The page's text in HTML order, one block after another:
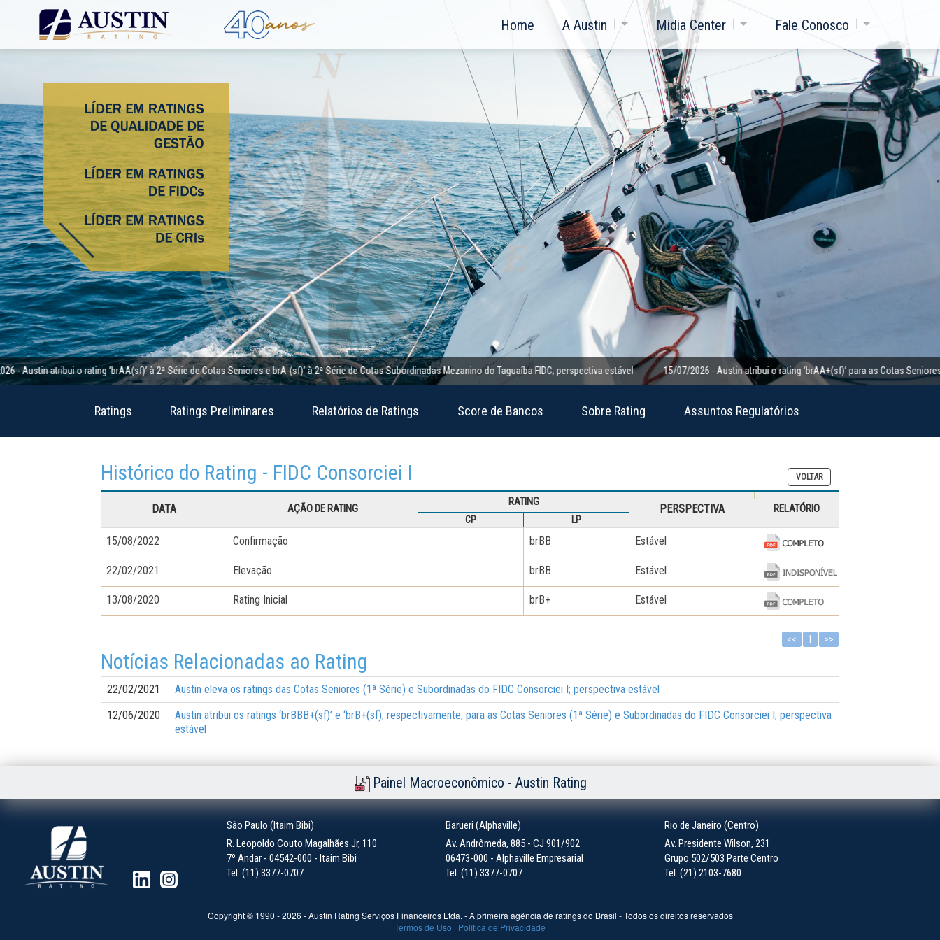
Home A Austin Midia Center Fale Conosco
atribui o rating ‘brAA(sf)’ à 2ª Série de Cotas Seniores e brA-(sf)’ à 2ª Série de Cotas Subordinadas Mezanino do Taguaíba FIDC; perspectiva estável 15/07/2026 - Austin atribui o rating ‘brAA+(sf)’ para as Cotas Seniores da
Ratings Ratings Preliminares Relatórios de Ratings Score de Bancos Sobre Rating Assuntos Regulatórios
Histórico do Rating - FIDC Consorciei I VOLTAR
DATA AÇÃO DE RATING
RATING
PERSPECTIVA RELATÓRIO
CP LP
15/08/2022 Confirmação brBB Estável
22/02/2021 Elevação brBB Estável
13/08/2020 Rating Inicial brB+ Estável
<< 1 >>
Notícias Relacionadas ao Rating
22/02/2021
Austin eleva os ratings das Cotas Seniores (1ª Série) e Subordinadas do FIDC Consorciei I; perspectiva estável
12/06/2020
Austin atribui os ratings ‘brBBB+(sf)’ e ‘brB+(sf), respectivamente, para as Cotas Seniores (1ª Série) e Subordinadas do FIDC Consorciei I; perspectiva
estável
Painel Macroeconômico - Austin Rating
São Paulo (Itaim Bibi)
R. Leopoldo Couto Magalhães Jr, 110
7º Andar - 04542-000 - Itaim Bibi
Tel: (11) 3377-0707
Barueri (Alphaville)
Av. Andrômeda, 885 - CJ 901/902
06473-000 - Alphaville Empresarial
Tel: (11) 3377-0707
Rio de Janeiro (Centro)
Av. Presidente Wilson, 231
Grupo 502/503 Parte Centro
Tel: (21) 2103-7680
Copyright © 1990 -2026 - Austin Rating Serviços Financeiros Ltda. - A primeira agência de ratings do Brasil - Todos os direitos reservados
Termos de Uso | Política de Privacidade